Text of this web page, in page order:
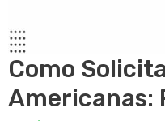
Como
Americanas: